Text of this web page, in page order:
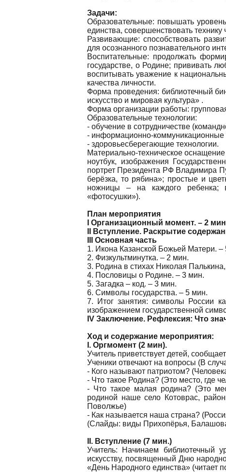
Задачи:
Образовательные: повышать
единства, совершенствовать технику
Развивающие: способствовать
для осознанного познавательного
Воспитательные: продолжать
государстве, о Родине; прививать
воспитывать уважение к
качества личности.
Форма проведения: библиотечный
искусство и мировая культура» .
Форма организации работы:
Образовательные технологии:
- обучение в сотрудничестве
- информационно-коммуникационные
- здоровьесберегающие технологии.
Материально-техническое
ноутбук, изображения
портрет Президента РФ Владимира
берёзка, то рябина»; простые и
ножницы – на каждого ребенка;
«фотосушки»).
План мероприятия
I Организационный момент. – 2
II Вступление. Раскрытие
III Основная часть
1. Икона Казанской Божьей Матери. –
2. Физкультминутка. – 2 мин.
3. Родина в стихах Николая
4. Пословицы о Родине. – 3 мин.
5. Загадка – код. – 3 мин.
6. Символы государства. – 5 мин.
7. Итог занятия: символы России
изображением государственной
IV Заключение. Рефлексия: Что
Ход и содержание мероприятия:
I. Оргмомент (2 мин).
Учитель приветствует детей,
Ученики отвечают на вопросы (В
- Кого называют патриотом?
- Что такое Родина? (Это место, где
- Что такое малая родина? (Это
родиной наше село Котоврас,
Поволжье)
- Как называется наша страна?
(Слайды: виды Прихопёрья,
II. Вступление (7 мин.)
Учитель: Начинаем библиотечный
искусству, посвященный Дню
«День Народного единства» (читает